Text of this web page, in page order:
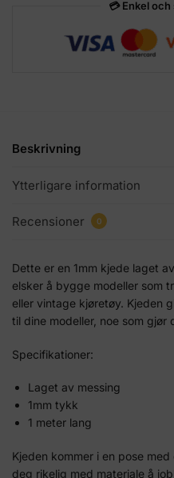
💳 Enkel
Beskrivning
Ytterligare information
Recensioner 0
Dette er en 1mm kjede laget
elsker å bygge modeller som
eller vintage kjøretøy. Kjeden
til dine modeller, noe som gjør
Specifikationer:
Laget av messing
1mm tykk
1 meter lang
Kjeden kommer i en pose
deg rikelig med materiale å